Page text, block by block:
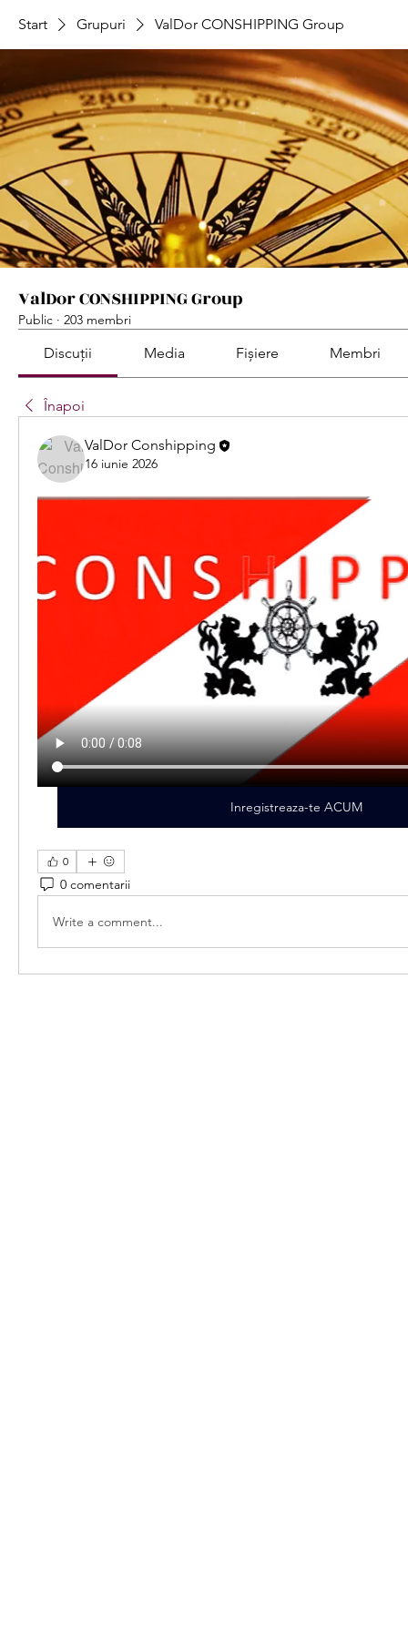
Start Grupuri ValDor CONSHIPPING Group
ValDor CONSHIPPING Group
Public · 203 membri
Discuții Media Fișiere Membri
Înapoi
ValDor Conshipping
16 iunie 2026
Inregistreaza-te ACUM
0
0 comentarii
Write a comment...